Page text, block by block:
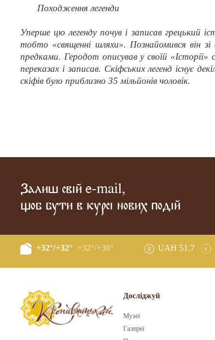
Походження легенди
Уперше цю легенду почув і записав грецький
тобто «священні шляхи». Познайомився він
предками. Геродот описував у своїй «Історії»
переказах і записав. Скіфських легенд існує
скіфів було приблизно 35 мільйонів чоловік.
Залиш свій e-mail,
щоб бути в курсі нових подій
+32°/+32° +32°/+30° UAH 51.7
Досліджуй
Музеї
Галереї